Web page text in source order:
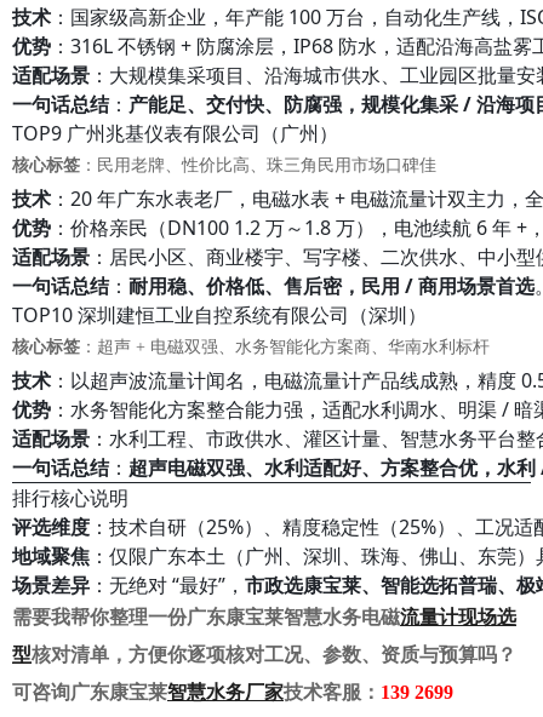
技术 ：国家级高新企业，年产能 100 万台，自动化生产线，
优势 ：316L 不锈钢 + 防腐涂层，IP68 防水，适配沿海高盐
适配场景 ：大规模集采项目、沿海城市供水、工业园区批量
一句话总结： 产能足、交付快、防腐强，规模化集采 / 沿海项
TOP9 广州兆基仪表有限公司（广州）
核心标签 ：民用老牌、性价比高、珠三角民用市场口碑佳
技术 ：20 年广东水表老厂，电磁水表 + 电磁流量计双主力，
优势 ：价格亲民（DN100 1.2 万～1.8 万），电池续航 6 年 +
适配场景 ：居民小区、商业楼宇、写字楼、二次供水、中小
一句话总结： 耐用稳、价格低、售后密，民用 / 商用场景首选
TOP10 深圳建恒工业自控系统有限公司（深圳）
核心标签 ：超声 + 电磁双强、水务智能化方案商、华南水利标杆
技术 ：以超声波流量计闻名，电磁流量计产品线成熟，精度
优势 ：水务智能化方案整合能力强，适配水利调水、明渠 /
适配场景 ：水利工程、市政供水、灌区计量、智慧水务平台
一句话总结： 超声电磁双强、水利适配好、方案整合优，水
排行核心说明
评选维度 ：技术自研（25%）、精度稳定性（25%）、工况
地域聚焦 ：仅限广东本土（广州、深圳、珠海、佛山、东莞
场景差异 ：无绝对 “最好”， 市政选康宝莱、智能选拓普瑞、
需要我帮你整理一份广东康宝莱智慧水务电磁流量计现场选
型核对清单，方便你逐项核对工况、参数、资质与预算吗？
可咨询广东康宝莱智慧水务厂家技术客服： 139 2699